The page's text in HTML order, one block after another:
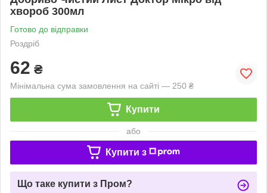
хвороб 300мл
Готово до відправки
Роздріб
62 ₴
Мінімальна сума замовлення на сайті — 250 ₴
Купити
або
Купити з
Що таке купити з Пром?